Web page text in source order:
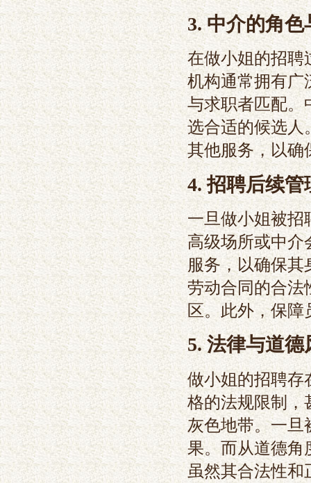
3. 中介的角色
在做小姐的招聘
机构通常拥有广
与求职者匹配。
选合适的候选人
其他服务，以确
4. 招聘后续管
一旦做小姐被招
高级场所或中介
服务，以确保其
劳动合同的合法
区。此外，保
5. 法律与道德
做小姐的招聘存
格的法规限制，
灰色地带。一旦
果。而从道德角
虽然其合法性